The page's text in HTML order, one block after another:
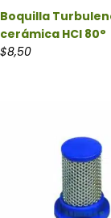
Boquilla
cerámica HCI 80°
$8,50